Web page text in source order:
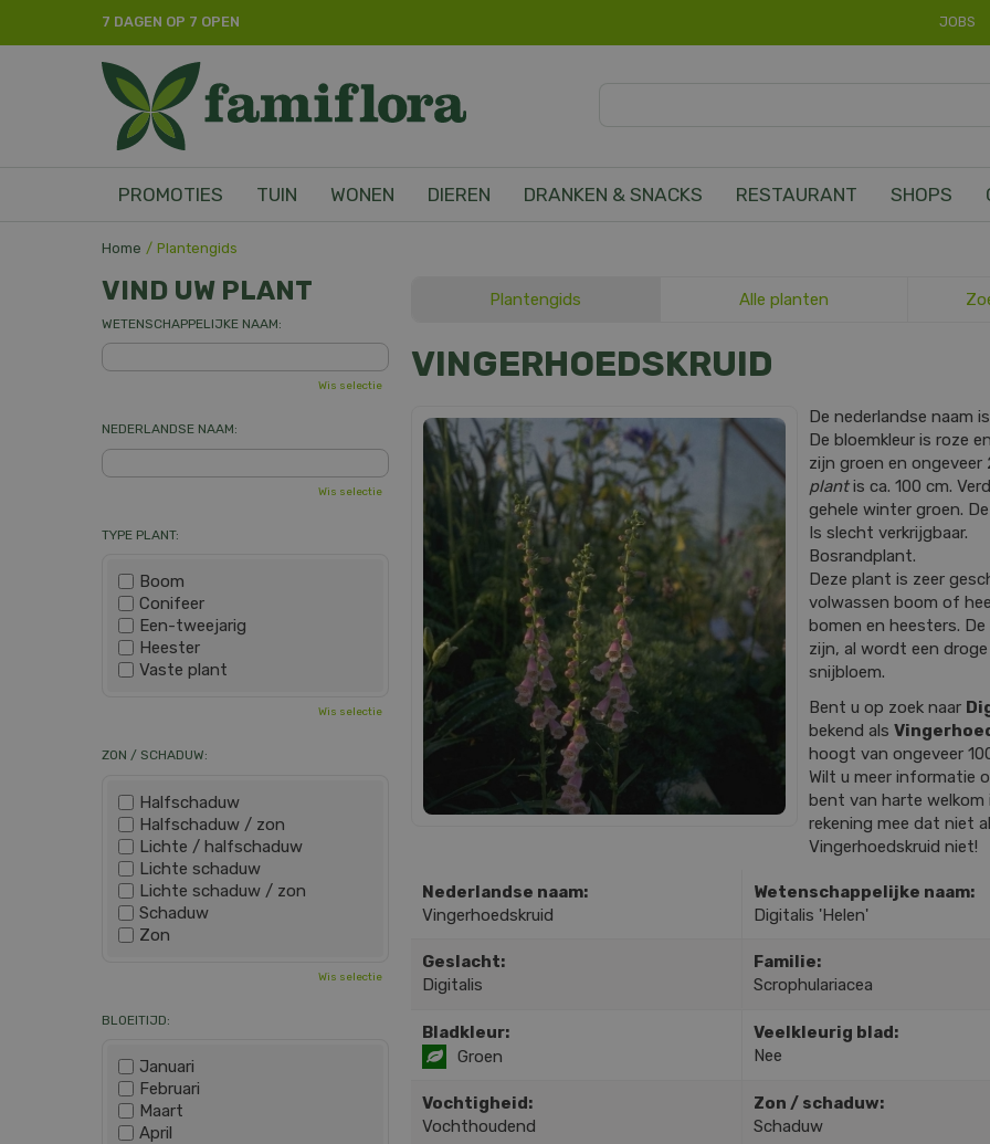
Home Plantengids
7 DAGEN OP 7 OPEN JOBS
PROMOTIES TUIN WONEN DIEREN DRANKEN & SNACKS RESTAURANT SHOPS
Plantengids Alle planten
VINGERHOEDSKRUID
De nederlandse naam is
De bloemkleur is roze
zijn groen en
plantis ca. 100 cm.
gehele winter groen.
Is slecht verkrijgbaar.
Bosrandplant.
Deze plant is zeer
volwassen boom of
bomen en heesters.
zijn, al wordt een
snijbloem.
Bent u op zoek naar
bekend als
hoogt van ongeveer
Wilt u meer informatie
bent van harte
rekening mee dat niet
Vingerhoedskruid niet!
Nederlandse naam:
Vingerhoedskruid
Wetenschappelijke naam:
Digitalis 'Helen'
Geslacht:
Digitalis
Familie:
Scrophulariacea
Bladkleur:
Groen
Veelkleurig blad:
Nee
Vochtigheid:
Vochthoudend
Zon / schaduw:
Schaduw
VIND UW PLANT
WETENSCHAPPELIJKE NAAM:
Wis selectie
NEDERLANDSE NAAM:
Wis selectie
TYPE PLANT:
Boom
Conifeer
Een-tweejarig
Heester
Vaste plant
Wis selectie
ZON / SCHADUW:
Halfschaduw
Halfschaduw / zon
Lichte / halfschaduw
Lichte schaduw
Lichte schaduw / zon
Schaduw
Zon
Wis selectie
BLOEITIJD:
Januari
Februari
Maart
April